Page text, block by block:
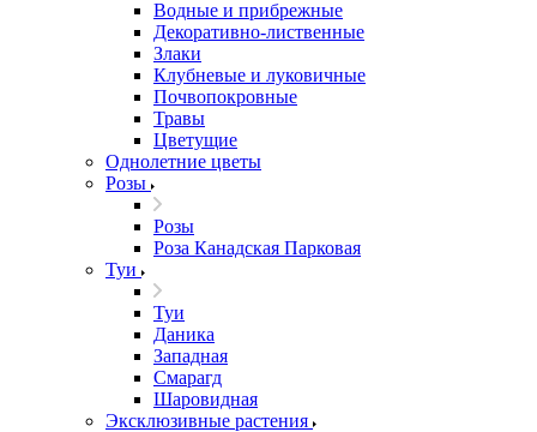
Водные и прибрежные
Декоративно-лиственные
Злаки
Клубневые и луковичные
Почвопокровные
Травы
Цветущие
Однолетние цветы
Розы
Розы
Роза Канадская Парковая
Туи
Туи
Даника
Западная
Смарагд
Шаровидная
Эксклюзивные растения